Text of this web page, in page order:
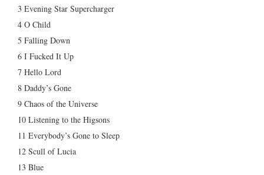
3 Evening Star Supercharger
4 O Child
5 Falling Down
6 I Fucked It Up
7 Hello Lord
8 Daddy’s Gone
9 Chaos of the Universe
10 Listening to the Higsons
11 Everybody’s Gone to Sleep
12 Scull of Lucia
13 Blue